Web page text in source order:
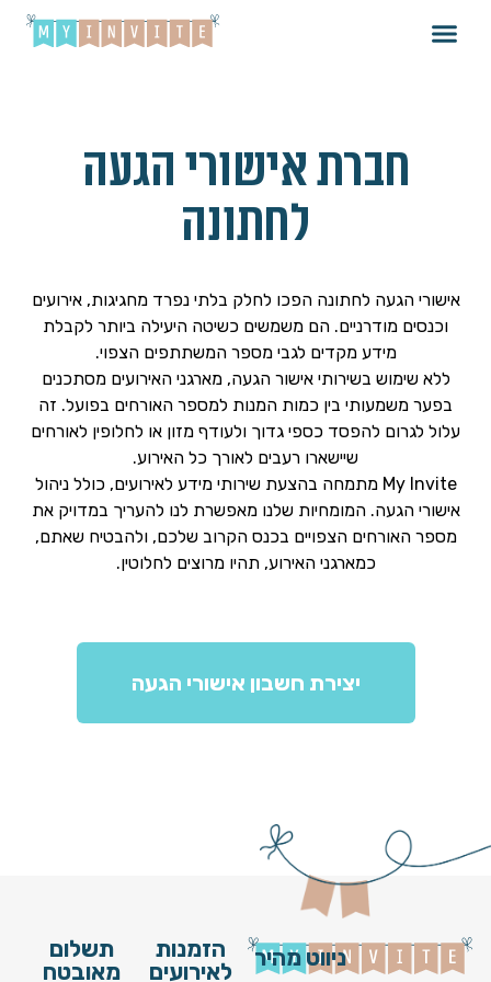
חברת אישורי הגעה
לחתונה
אישורי הגעה לחתונה הפכו לחלק בלתי נפרד מחגיגות, אירועים
וכנסים מודרניים. הם משמשים כשיטה היעילה ביותר לקבלת
מידע מקדים לגבי מספר המשתתפים הצפוי.
ללא שימוש בשירותי אישור הגעה, מארגני האירועים מסתכנים
בפער משמעותי בין כמות המנות למספר האורחים בפועל. זה
עלול לגרום להפסד כספי גדוך ולעודף מזון או לחלופין לאורחים
שיישארו רעבים לאורך כל האירוע.
My Invite מתמחה בהצעת שירותי מידע לאירועים, כולל ניהול
אישורי הגעה. המומחיות שלנו מאפשרת לנו להעריך במדויק את
מספר האורחים הצפויים בכנס הקרוב שלכם, ולהבטיח שאתם,
כמארגני האירוע, תהיו מרוצים לחלוטין.
יצירת חשבון אישורי הגעה
ניווט מהיר
הזמנות
לאירועים
תשלום
מאובטח